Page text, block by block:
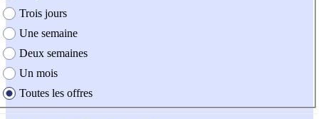
Trois jours
Une semaine
Deux semaines
Un mois
Toutes les offres